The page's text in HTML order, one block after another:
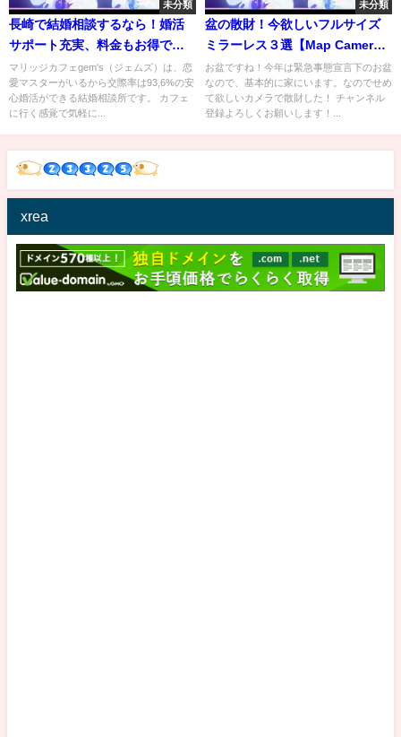
未分類
長崎で結婚相談するなら！婚活
サポート充実、料金もお得で口
コミでも人気なマリッジカフェ
gem's（ジェムズ）
マリッジカフェgem's（ジェムズ）は、恋
愛マスターがいるから交際率は93,6%の安
心婚活ができる結婚相談所です。 カフェ
に行く感覚で気軽に...
未分類
盆の散財！今欲しいフルサイズ
ミラーレス３選【Map Camera
の夜市狙い】
お盆ですね！今年は緊急事態宣言下のお盆
なので、基本的に家にいます。なのでせめ
て欲しいカメラで散財した！ チャンネル
登録よろしくお願いします！...
xrea